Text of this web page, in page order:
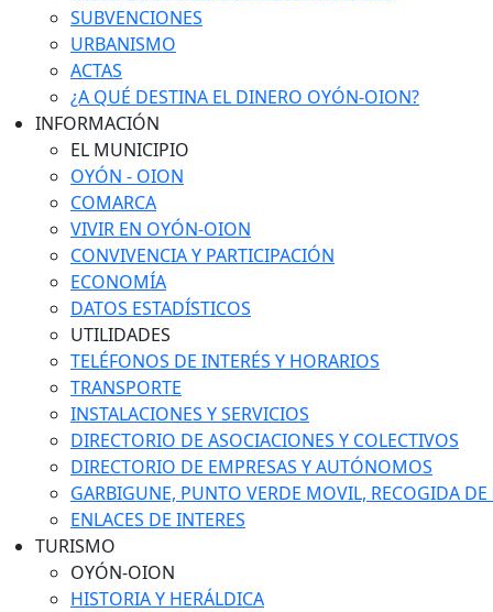
SUBVENCIONES
URBANISMO
ACTAS
¿A QUÉ DESTINA EL DINERO OYÓN-OION?
INFORMACIÓN
EL MUNICIPIO
OYÓN - OION
COMARCA
VIVIR EN OYÓN-OION
CONVIVENCIA Y PARTICIPACIÓN
ECONOMÍA
DATOS ESTADÍSTICOS
UTILIDADES
TELÉFONOS DE INTERÉS Y HORARIOS
TRANSPORTE
INSTALACIONES Y SERVICIOS
DIRECTORIO DE ASOCIACIONES Y COLECTIVOS
DIRECTORIO DE EMPRESAS Y AUTÓNOMOS
GARBIGUNE, PUNTO VERDE MOVIL, RECOGIDA DE
ENLACES DE INTERES
TURISMO
OYÓN-OION
HISTORIA Y HERÁLDICA